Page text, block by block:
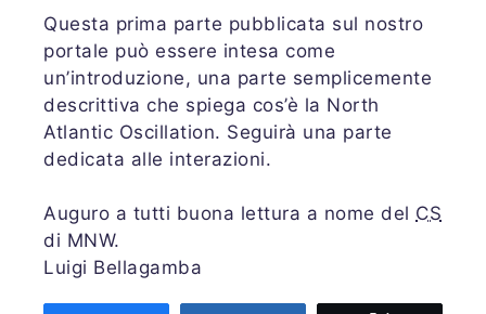
Questa prima parte pubblicata sul nostro
portale può essere intesa come
un’introduzione, una parte semplicemente
descrittiva che spiega cos’è la North
Atlantic Oscillation. Seguirà una parte
dedicata alle interazioni.
Auguro a tutti buona lettura a nome del CS
di MNW.
Luigi Bellagamba